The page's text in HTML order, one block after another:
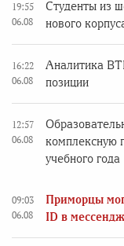
19:55
06.08
Студенты из
нового
16:22
06.08
Аналитика
позиции
12:57
06.08
комплексную
учебного года
09:03
06.08
Приморцы
ID в